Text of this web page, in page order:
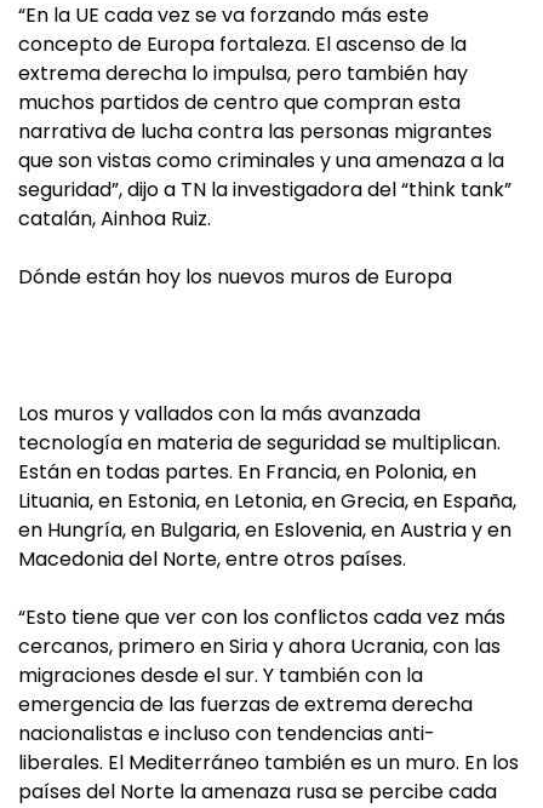
“En la UE cada vez se va forzando más este
concepto de Europa fortaleza. El ascenso de la
extrema derecha lo impulsa, pero también hay
muchos partidos de centro que compran esta
narrativa de lucha contra las personas migrantes
que son vistas como criminales y una amenaza a la
seguridad”, dijo a TN la investigadora del “think tank”
catalán, Ainhoa Ruiz.
Dónde están hoy los nuevos muros de Europa
Los muros y vallados con la más avanzada
tecnología en materia de seguridad se multiplican.
Están en todas partes. En Francia, en Polonia, en
Lituania, en Estonia, en Letonia, en Grecia, en España,
en Hungría, en Bulgaria, en Eslovenia, en Austria y en
Macedonia del Norte, entre otros países.
“Esto tiene que ver con los conflictos cada vez más
cercanos, primero en Siria y ahora Ucrania, con las
migraciones desde el sur. Y también con la
emergencia de las fuerzas de extrema derecha
nacionalistas e incluso con tendencias anti-
liberales. El Mediterráneo también es un muro. En los
países del Norte la amenaza rusa se percibe cada